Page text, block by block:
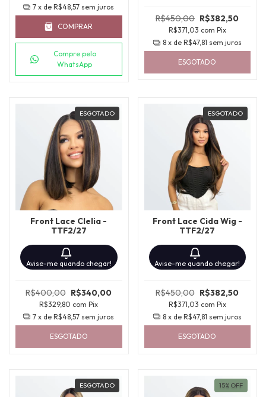
7 x deR$48,57 sem juros
COMPRAR
Compre pelo
WhatsApp
R$450,00 R$382,50
R$371,03 com Pix
8 x de R$47,81 sem juros
ESGOTADO
ESGOTADO
Front Lace Clelia -
TTF2/27
Avise-me quando chegar!
R$400,00 R$340,00
R$329,80 com Pix
7 x deR$48,57 sem juros
ESGOTADO
ESGOTADO
Front Lace Cida Wig -
TTF2/27
Avise-me quando chegar!
R$450,00 R$382,50
R$371,03 com Pix
8 x de R$47,81 sem juros
ESGOTADO
ESGOTADO 15% OFF